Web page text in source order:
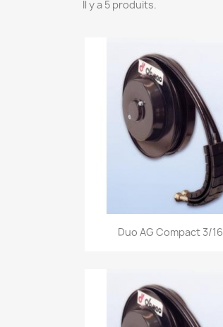
Il y a 5 produits.
Aperçu rapide
Duo AG Compact 3/